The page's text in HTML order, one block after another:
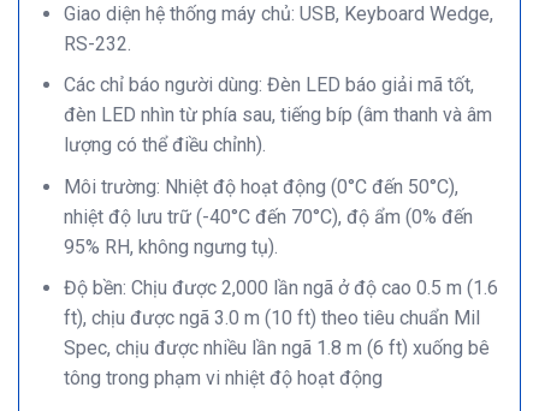
Giao diện hệ thống máy chủ: USB, Keyboard Wedge,
RS-232.
Các chỉ báo người dùng: Đèn LED báo giải mã tốt,
đèn LED nhìn từ phía sau, tiếng bíp (âm thanh và âm
lượng có thể điều chỉnh).
Môi trường: Nhiệt độ hoạt động (0°C đến 50°C),
nhiệt độ lưu trữ (-40°C đến 70°C), độ ẩm (0% đến
95% RH, không ngưng tụ).
Độ bền: Chịu được 2,000 lần ngã ở độ cao 0.5 m (1.6
ft), chịu được ngã 3.0 m (10 ft) theo tiêu chuẩn Mil
Spec, chịu được nhiều lần ngã 1.8 m (6 ft) xuống bê
tông trong phạm vi nhiệt độ hoạt động